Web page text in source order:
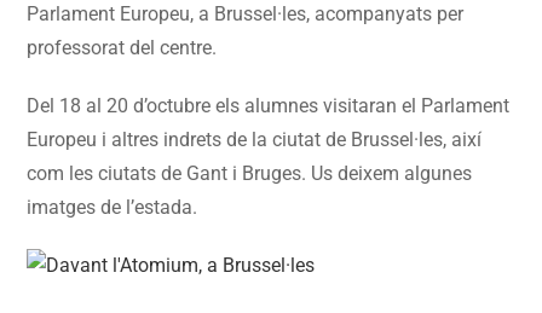
Parlament Europeu, a Brussel·les, acompanyats per
professorat del centre.
Del 18 al 20 d’octubre els alumnes visitaran el Parlament
Europeu i altres indrets de la ciutat de Brussel·les, així
com les ciutats de Gant i Bruges. Us deixem algunes
imatges de l’estada.